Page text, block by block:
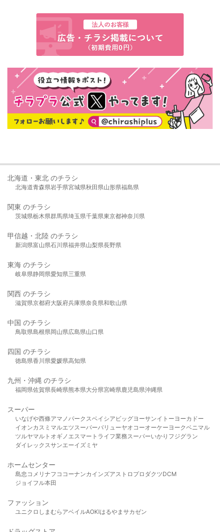
北海道・東北 のチラシ
北海道青森県岩手県宮城県秋田県山形県福島県
関東 のチラシ
茨城県栃木県群馬県埼玉県千葉県東京都神奈川県
甲信越・北陸 のチラシ
新潟県富山県石川県福井県山梨県長野県
東海 のチラシ
岐阜県静岡県愛知県三重県
関西 のチラシ
滋賀県京都府大阪府兵庫県奈良県和歌山県
中国 のチラシ
鳥取県島根県岡山県広島県山口県
四国 のチラシ
徳島県香川県愛媛県高知県
九州・沖縄 のチラシ
福岡県佐賀県長崎県熊本県大分県宮崎県鹿児島県沖縄県
スーパー
いなげや西條アマノパークスベイシア ビッグヨーサンイトーヨーカドー
イオンカスミ マルエツスーパーバリューヤオコーオーケー ヨークベニマル
ツルヤマルト オギノ エスマート ライフ業務スーパーいかり フジグラン
ダイレックスサンエーイズミヤ
ホームセンター
島忠 コメリ ナフコ コーナンカインズアストロプロダクツDCM
ジョイフル本田
ファッション
ユニクロ しまむら アベイルAOKIはるやま サカゼン